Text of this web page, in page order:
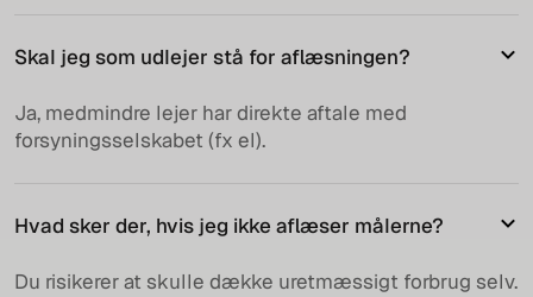
Skal jeg som udlejer stå for aflæsningen?
Ja, medmindre lejer har direkte aftale med
forsyningsselskabet (fx el).
Hvad sker der, hvis jeg ikke aflæser målerne?
Du risikerer at skulle dække uretmæssigt forbrug selv.